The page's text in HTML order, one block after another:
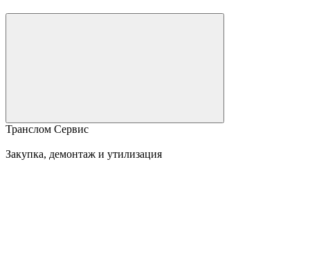
Транслом Сервис
Закупка, демонтаж и утилизация